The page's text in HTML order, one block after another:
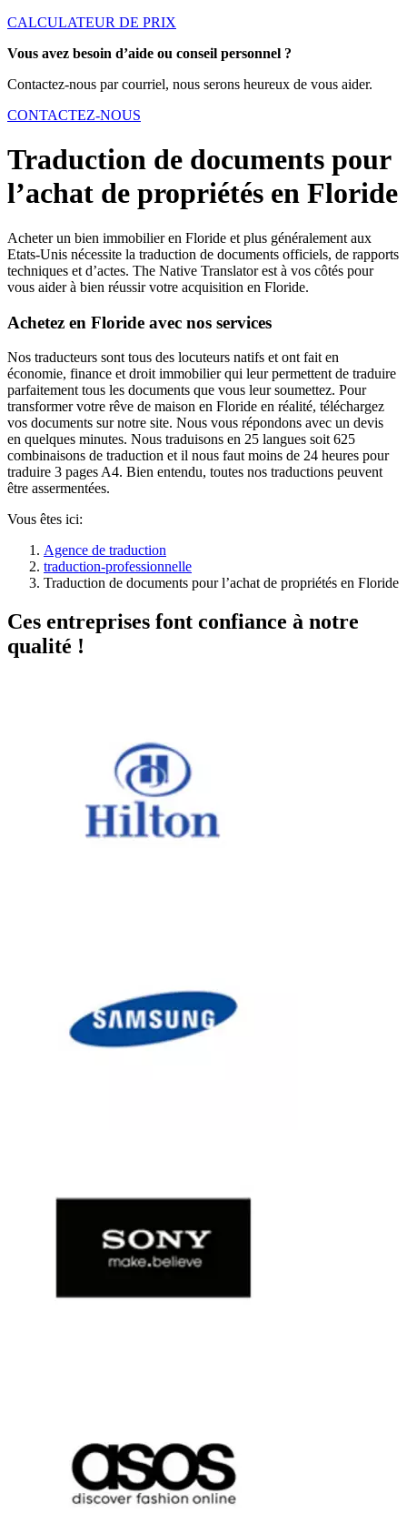
CALCULATEUR DE PRIX
Vous avez besoin d’aide ou conseil personnel ?
Contactez-nous par courriel, nous serons heureux de vous aider.
CONTACTEZ-NOUS
Traduction de documents pour
l’achat de propriétés en Floride
Acheter un bien immobilier en Floride et plus généralement aux
Etats-Unis nécessite la traduction de documents officiels, de rapports
techniques et d’actes. The Native Translator est à vos côtés pour
vous aider à bien réussir votre acquisition en Floride.
Achetez en Floride avec nos services
Nos traducteurs sont tous des locuteurs natifs et ont fait en
économie, finance et droit immobilier qui leur permettent de traduire
parfaitement tous les documents que vous leur soumettez. Pour
transformer votre rêve de maison en Floride en réalité, téléchargez
vos documents sur notre site. Nous vous répondons avec un devis
en quelques minutes. Nous traduisons en 25 langues soit 625
combinaisons de traduction et il nous faut moins de 24 heures pour
traduire 3 pages A4. Bien entendu, toutes nos traductions peuvent
être assermentées.
Vous êtes ici:
Agence de traduction
traduction-professionnelle
Traduction de documents pour l’achat de propriétés en Floride
Ces entreprises font confiance à notre
qualité !